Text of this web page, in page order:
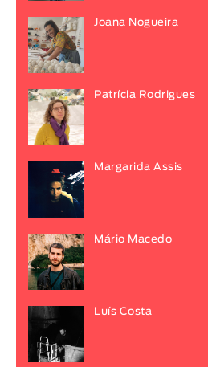
Joana Nogueira
Patrícia Rodrigues
Margarida Assis
Mário Macedo
Luís Costa